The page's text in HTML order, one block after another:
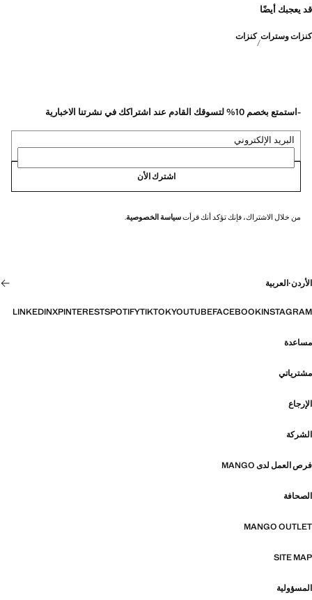
قد يعجبك أيضًا
كنزات وسترات كنزات
-استمتع بخصم 10% لتسوقك القادم عند اشتراكك في نشرتنا الاخبارية
البريد الإلكتروني
اشترك الأن
من خلال الاشتراك، فإنك تؤكد أنك قرأتسياسة الخصوصية.
الأردن·العربية
INSTAGRAM
FACEBOOK
YOUTUBE
TIKTOK
SPOTIFY
PINTEREST
X
LINKEDIN
مساعدة
مشترياتي
الإرجاع
الشركة
فرص العمل لدى MANGO
الصحافة
MANGO OUTLET
SITE MAP
المسؤولية